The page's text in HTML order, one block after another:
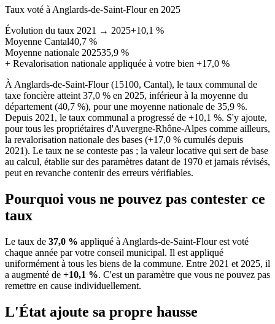
Taux voté à Anglards-de-Saint-Flour en 2025
Évolution du taux 2021 → 2025+10,1 %
Moyenne Cantal40,7 %
Moyenne nationale 202535,9 %
+ Revalorisation nationale appliquée à votre bien +17,0 %
À Anglards-de-Saint-Flour (15100, Cantal), le taux communal de
taxe foncière atteint 37,0 % en 2025, inférieur à la moyenne du
département (40,7 %), pour une moyenne nationale de 35,9 %.
Depuis 2021, le taux communal a progressé de +10,1 %. S'y ajoute,
pour tous les propriétaires d'Auvergne-Rhône-Alpes comme ailleurs,
la revalorisation nationale des bases (+17,0 % cumulés depuis
2021). Le taux ne se conteste pas ; la valeur locative qui sert de base
au calcul, établie sur des paramètres datant de 1970 et jamais révisés,
peut en revanche contenir des erreurs vérifiables.
Pourquoi vous ne pouvez pas contester ce
taux
Le taux de 37,0 % appliqué à Anglards-de-Saint-Flour est voté
chaque année par votre conseil municipal. Il est appliqué
uniformément à tous les biens de la commune. Entre 2021 et 2025, il
a augmenté de +10,1 %. C'est un paramètre que vous ne pouvez pas
remettre en cause individuellement.
L'État ajoute sa propre hausse